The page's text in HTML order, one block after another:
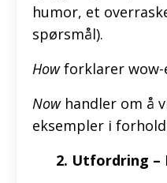
humor, et
spørsmål).
Howforklarer wow-
Nowhandler om å
eksempler i
2. Utfordring –